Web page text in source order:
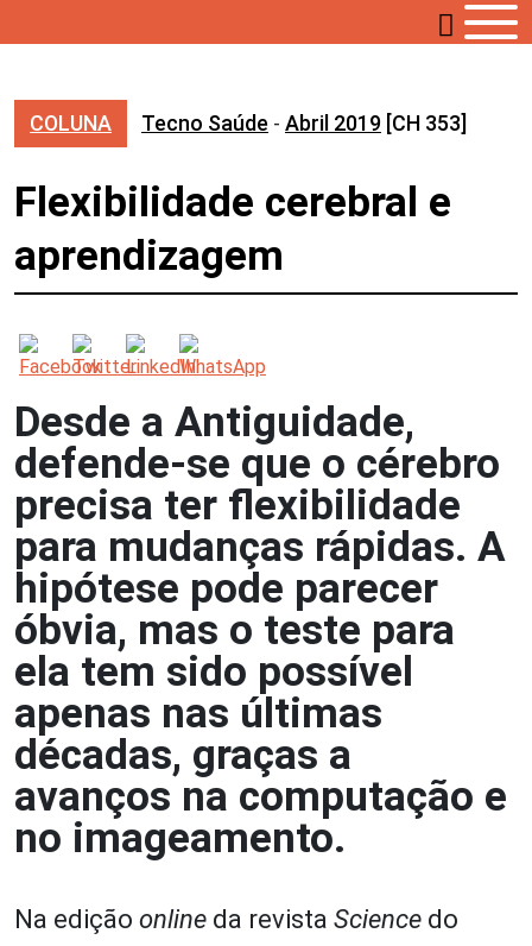
COLUNA Tecno Saúde - Abril 2019 [CH 353]
Flexibilidade cerebral e
aprendizagem
Desde a Antiguidade,
defende-se que o cérebro
precisa ter flexibilidade
para mudanças rápidas. A
hipótese pode parecer
óbvia, mas o teste para
ela tem sido possível
apenas nas últimas
décadas, graças a
avanços na computação e
no imageamento.
Na edição online da revista Science do